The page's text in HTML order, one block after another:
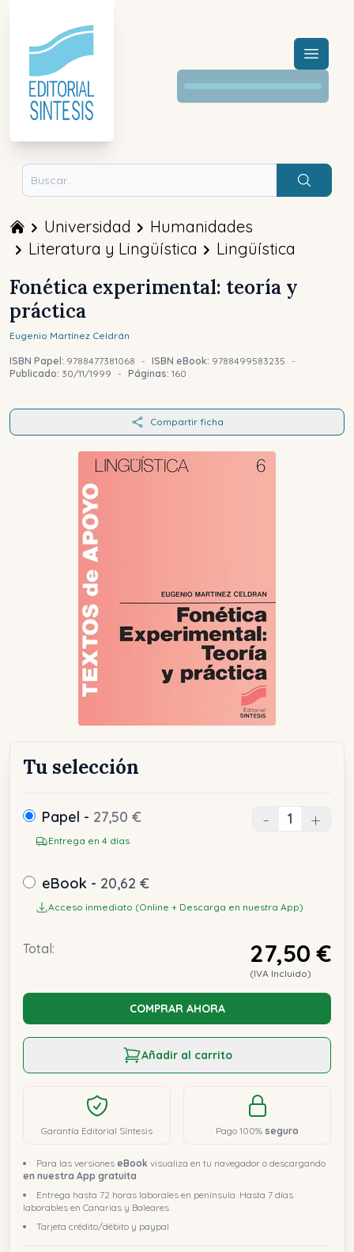
Menú
Buscar
Universidad
Humanidades
Literatura y Lingüística
Lingüística
Fonética experimental: teoría y
práctica
Eugenio Martínez Celdrán
ISBN Papel: 9788477381068 - ISBN eBook: 9788499583235
-
Publicado: 30/11/1999 - Páginas: 160
Compartir ficha
Tu selección
Papel - 27,50 €
Entrega en 4 días
- +
eBook - 20,62 €
Acceso inmediato (Online + Descarga en nuestra App)
Total: 27,50 €
(IVA Incluido)
COMPRAR AHORA
Añadir al carrito
Garantía Editorial Síntesis Pago 100% seguro
Para las versiones eBook visualiza en tu navegador o descargando
en nuestra App gratuita
Entrega hasta 72 horas laborales en península. Hasta 7 días
laborables en Canarias y Baleares
Tarjeta crédito/débito y paypal